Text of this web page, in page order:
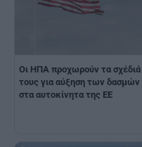
Οι ΗΠΑ προχωρούν τα σχέδιά
τους για αύξηση των δασμών
στα αυτοκίνητα της ΕΕ